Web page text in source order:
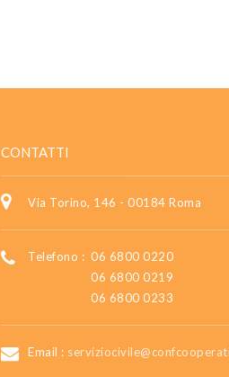
CONTATTI
Via Torino, 146 - 00184 Roma
Telefono : 06 6800 0220
06 6800 0219
06 6800 0233
Email :